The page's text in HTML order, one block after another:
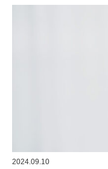
2024.09.10